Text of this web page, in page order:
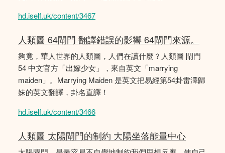
hd.iself.uk/content/3467
人類圖 64閘門 翻譯錯誤的影響 64閘門來源。
夠竟，華人世界的人類圖，人們在讀什麼？人類圖 閘門
54 中文官方「出嫁少女」，來自英文「marrying
maiden」。Marrying Maiden 是英文把易經第54卦雷澤歸
妹的英文翻譯，卦名直譯！
hd.iself.uk/content/3466
人類圖 太陽閘門的制約 大陽坐落能量中心